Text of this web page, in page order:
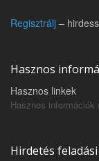
Regisztrálj –
Hasznos
Hasznos linkek
Hasznos információk
Hirdetés